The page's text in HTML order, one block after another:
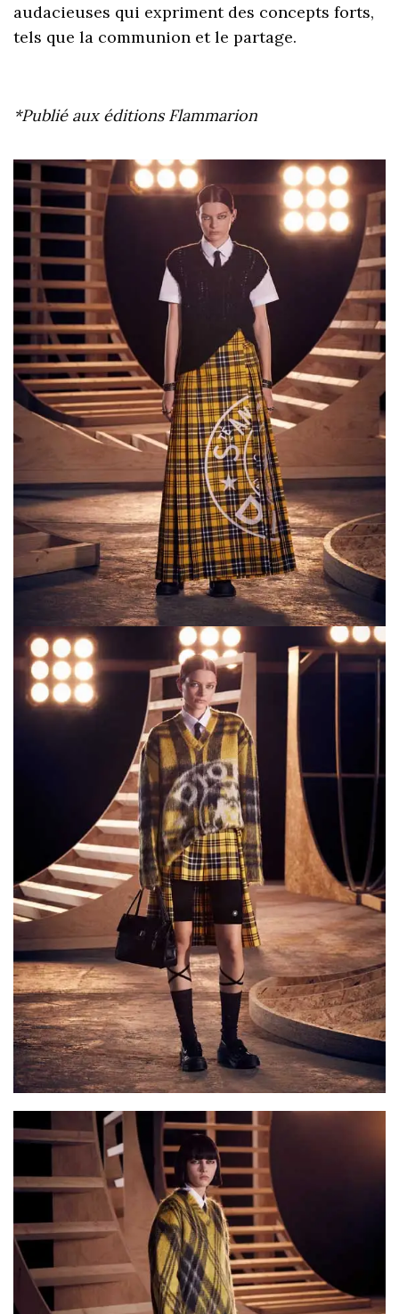
audacieuses qui expriment des concepts forts,
tels que la communion et le partage.
*Publié aux éditions Flammarion